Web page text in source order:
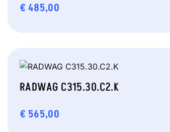
€ 485,00
RADWAG C315.30.C2.K
€ 565,00